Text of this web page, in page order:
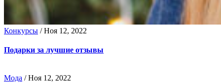
Конкурсы /Ноя 12, 2022
Подарки за лучшие отзывы
Мода /Ноя 12, 2022